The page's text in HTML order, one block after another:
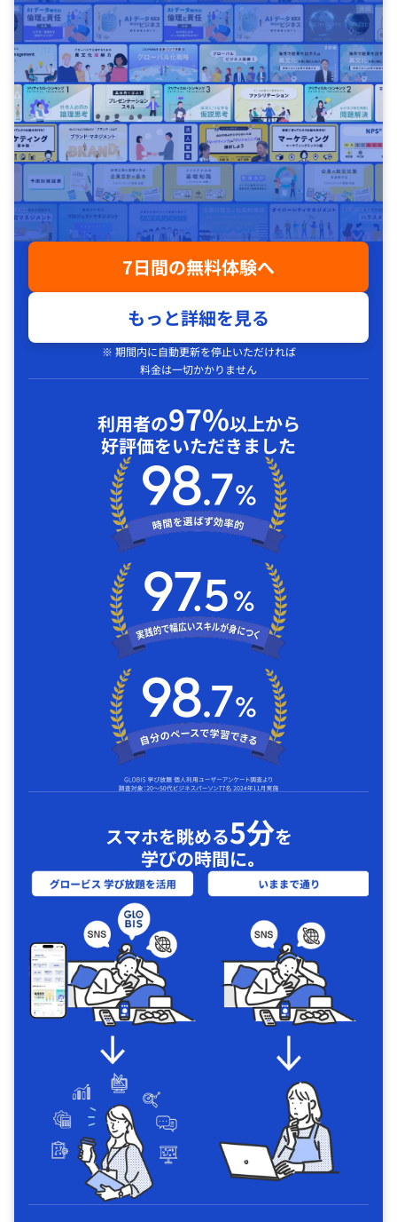
7日間の無料体験へ
もっと詳細を見る
※ 期間内に自動更新を停止いただければ
料金は一切かかりません
利用者の97%以上から
好評価をいただきました
スマホを眺める5分を
学びの時間に｡